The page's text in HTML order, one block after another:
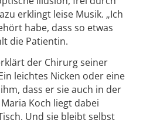
erklingt leise Musik. „Ich
habe, dass so etwas
die Patientin.
der Chirurg seiner
leichtes Nicken oder eine
dass er sie auch in der
Koch liegt dabei
Und sie bleibt selbst